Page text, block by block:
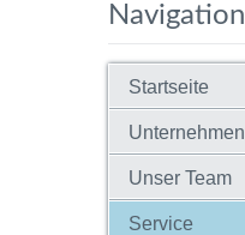
Navigation
Startseite
Unternehmen
Unser Team
Service